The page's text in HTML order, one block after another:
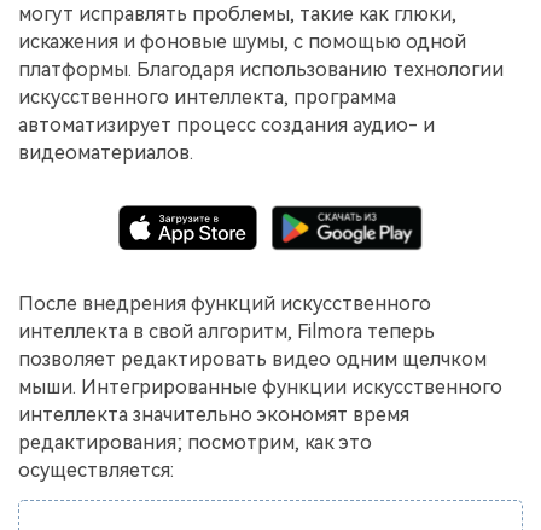
могут исправлять проблемы, такие как глюки,
искажения и фоновые шумы, с помощью одной
платформы. Благодаря использованию технологии
искусственного интеллекта, программа
автоматизирует процесс создания аудио- и
видеоматериалов.
После внедрения функций искусственного
интеллекта в свой алгоритм, Filmora теперь
позволяет редактировать видео одним щелчком
мыши. Интегрированные функции искусственного
интеллекта значительно экономят время
редактирования; посмотрим, как это
осуществляется: